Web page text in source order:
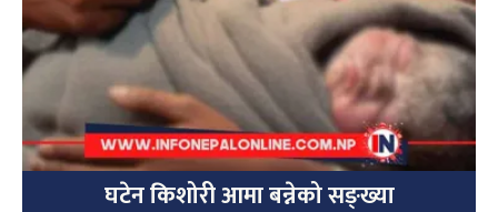
घटेन किशोरी आमा बन्नेको सङ्ख्या